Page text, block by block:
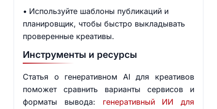
Используйте шаблоны публикаций и
планировщик, чтобы быстро выкладывать
проверенные креативы.
Инструменты и ресурсы
Статья о генеративном AI для креативов
поможет сравнить варианты сервисов и
форматы вывода: генеративный ИИ для